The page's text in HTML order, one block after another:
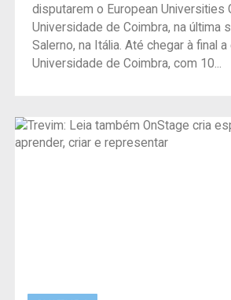
disputarem o European Universities
Universidade de Coimbra, na última
Salerno, na Itália. Até chegar à final
Universidade de Coimbra, com 10...